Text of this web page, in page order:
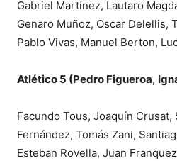
Gabriel Martínez, Lautaro
Genaro Muñoz, Oscar Delellis,
Pablo Vivas, Manuel Berton,
Atlético 5 (Pedro Figueroa,
Facundo Tous, Joaquín
Fernández, Tomás Zani,
Esteban Rovella, Juan